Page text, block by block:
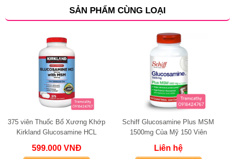
SẢN PHẨM CÙNG LOẠI
375 viên Thuốc Bổ Xương Khớp
Kirkland Glucosamine HCL
599.000 VNĐ
Schiff Glucosamine Plus MSM
1500mg Của Mỹ 150 Viên
Liên hệ